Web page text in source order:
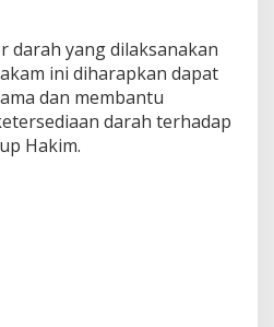
darah yang dilaksanakan
ini diharapkan dapat
dan membantu
darah terhadap
Hakim.